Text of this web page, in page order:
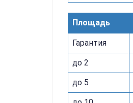
Площадь
Гарантия
до 2
до 5